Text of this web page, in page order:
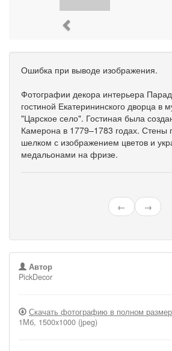
Ошибка при выводе изображения.
Фотографии декора интерьера
гостиной Екатерининского дворца в
"Царское село". Гостиная была
Камерона в 1779–1783 годах. Стены
шелком с изображением цветов и
медальонами на фризе.
← →
Автор
PickDecor
Скачать фотографию в полном
1Мб, 1500x1000 (jpeg)